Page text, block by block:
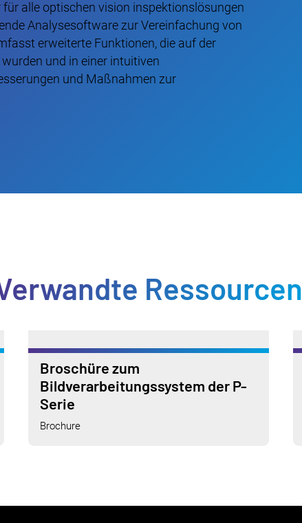
alle optischen vision inspektionslösungen
Analysesoftware zur Vereinfachung von
erweiterte Funktionen, die auf der
und in einer intuitiven
und Maßnahmen zur
Ressourcen
Broschüre zum
Bildverarbeitungssystem der P-
Serie
Brochure